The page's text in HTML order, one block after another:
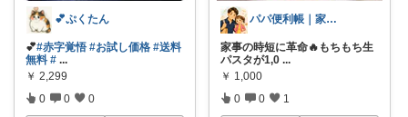
💕ぷくたん
💕#赤字覚悟 #お試し価格 #送料
無料 # ...
￥ 2,299
0 0 0
パパ便利帳｜家族のお買い物日記
家事の時短に革命🔥もちもち生
パスタが1,0 ...
￥ 1,000
0 0 1